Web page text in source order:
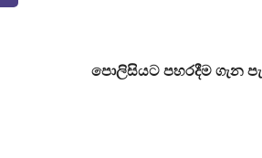
පොලිසියට පහරදීම ගැන